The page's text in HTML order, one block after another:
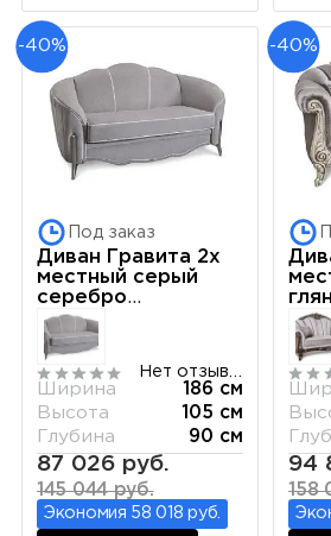
-40%
Под заказ
Диван Гравита 2х
местный серый
серебро
французский
раскладной
механизм
Ширина
186 см
Высота
105 см
Глубина
90 см
87 026 руб.
145 044 руб.
Экономия 58 018 руб.
-40%
94
158